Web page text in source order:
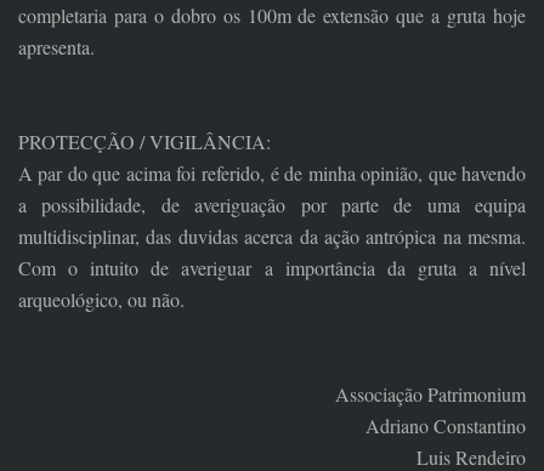
completaria para o dobro os 100m de extensão que a gruta hoje
apresenta.
PROTECÇÃO / VIGILÂNCIA:
A par do que acima foi referido, é de minha opinião, que havendo
a possibilidade, de averiguação por parte de uma equipa
multidisciplinar, das duvidas acerca da ação antrópica na mesma.
Com o intuito de averiguar a importância da gruta a nível
arqueológico, ou não.
Associação Patrimonium
Adriano Constantino
Luis Rendeiro